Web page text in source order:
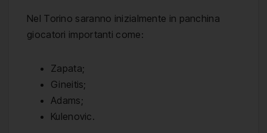
Nel Torino saranno inizialmente in panchina
giocatori importanti come:
Zapata;
Gineitis;
Adams;
Kulenovic.